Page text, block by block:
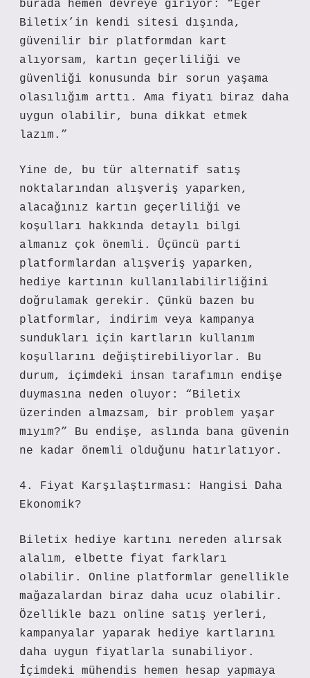
burada hemen devreye giriyor: “Eğer
Biletix’in kendi sitesi dışında,
güvenilir bir platformdan kart
alıyorsam, kartın geçerliliği ve
güvenliği konusunda bir sorun yaşama
olasılığım arttı. Ama fiyatı biraz daha
uygun olabilir, buna dikkat etmek
lazım.”
Yine de, bu tür alternatif satış
noktalarından alışveriş yaparken,
alacağınız kartın geçerliliği ve
koşulları hakkında detaylı bilgi
almanız çok önemli. Üçüncü parti
platformlardan alışveriş yaparken,
hediye kartının kullanılabilirliğini
doğrulamak gerekir. Çünkü bazen bu
platformlar, indirim veya kampanya
sundukları için kartların kullanım
koşullarını değiştirebiliyorlar. Bu
durum, içimdeki insan tarafımın endişe
duymasına neden oluyor: “Biletix
üzerinden almazsam, bir problem yaşar
mıyım?” Bu endişe, aslında bana güvenin
ne kadar önemli olduğunu hatırlatıyor.
4. Fiyat Karşılaştırması: Hangisi Daha
Ekonomik?
Biletix hediye kartını nereden alırsak
alalım, elbette fiyat farkları
olabilir. Online platformlar genellikle
mağazalardan biraz daha ucuz olabilir.
Özellikle bazı online satış yerleri,
kampanyalar yaparak hediye kartlarını
daha uygun fiyatlarla sunabiliyor.
İçimdeki mühendis hemen hesap yapmaya